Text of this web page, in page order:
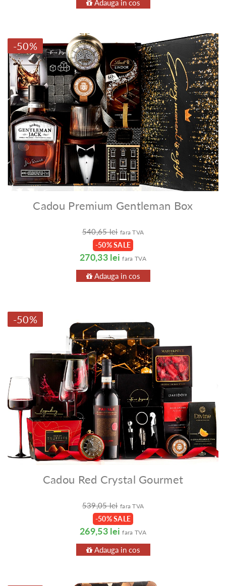
Adauga in cos
-50%
Cadou Premium Gentleman Box
540,65 lei fara TVA
-50% SALE
270,33 lei fara TVA
Adauga in cos
-50%
Cadou Red Crystal Gourmet
539,05 lei fara TVA
-50% SALE
269,53 lei fara TVA
Adauga in cos